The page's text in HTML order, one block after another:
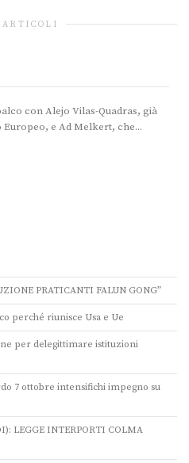
con Alejo Vilas-Quadras, già
e Ad Melkert, che...
PRATICANTI FALUN GONG”
perché riunisce Usa e Ue
per delegittimare istituzioni
7 ottobre intensifichi impegno su
LEGGE INTERPORTI COLMA